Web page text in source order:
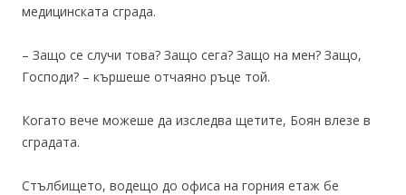
медицинската сграда.
– Защо се случи това? Защо сега? Защо на мен? Защо,
Господи? – кършеше отчаяно ръце той.
Когато вече можеше да изследва щетите, Боян влезе в
сградата.
Стълбището, водещо до офиса на горния етаж бе